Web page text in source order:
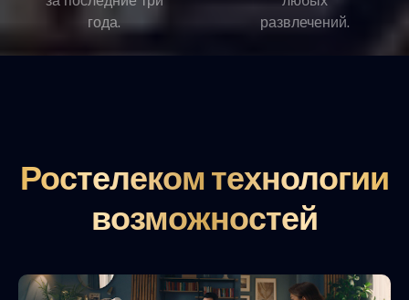
года.
развлечений.
Ростелеком технологии
возможностей